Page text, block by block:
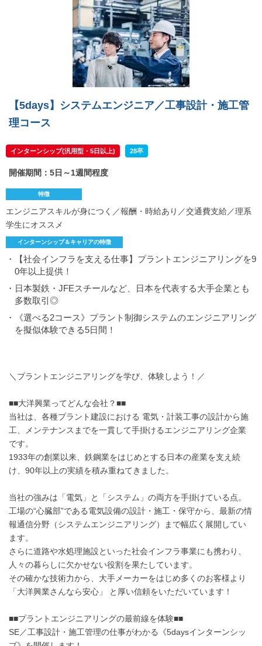
【5days】システムエンジニア／工事設計・施工管
理コース
インターンシップ(汎用型・5日以上) 28卒
開催期間：5日～1週間程度
特徴
エンジニアスキルが身につく／報酬・時給あり／交通費支給／理系
学生にオススメ
インターンシップ＆キャリアの特徴
・【社会インフラを支える仕事】プラントエンジニアリングを9
0年以上提供！
・日本製鉄・JFEスチールなど、日本を代表する大手企業とも
多数取引◎
・《選べる2コース》プラント制御システムのエンジニアリング
を擬似体験できる5日間！
＼プラントエンジニアリングを学び、体験しよう！／
■■大洋興業ってどんな会社？■■
当社は、各種プラント建設における 電気・計装工事の設計から施
工、メンテナンスまでを一貫して手掛けるエンジニアリング企業
です。
1933年の創業以来、鉄鋼業をはじめとする日本の産業を支え続
け、90年以上の実績を積み重ねてきました。
当社の強みは「電気」と「システム」の両方を手掛けている点。
工場の“心臓部”である電気設備の設計・施工・保守から、最新の情
報通信分野（システムエンジニアリング）まで幅広く展開してい
ます。
さらに道路や水処理施設といった社会インフラ事業にも携わり、
人々の暮らしに欠かせない役割を果たしています。
その確かな技術力から、大手メーカーをはじめ多くのお客様より
「大洋興業さんなら安心」 と厚い信頼をいただいています！
■■プラントエンジニアリングの最前線を体験■■
SE／工事設計・施工管理の仕事がわかる《5daysインターンシッ